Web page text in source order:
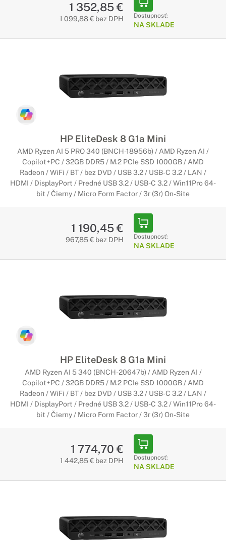
1 352,85 €
1 099,88 € bez DPH Dostupnosť:
NA SKLADE
HP EliteDesk 8 G1a Mini
AMD Ryzen AI 5 PRO 340 (BNCH-18956b) / AMD Ryzen AI /
Copilot+PC / 32GB DDR5 / M.2 PCIe SSD 1000GB / AMD
Radeon / WiFi / BT / bez DVD / USB 3.2 / USB-C 3.2 / LAN /
HDMI / DisplayPort / Predné USB 3.2 / USB-C 3.2 / Win11Pro 64-
bit / Čierny / Micro Form Factor / 3r (3r) On-Site
1 190,45 €
967,85 € bez DPH Dostupnosť:
NA SKLADE
HP EliteDesk 8 G1a Mini
AMD Ryzen AI 5 340 (BNCH-20647b) / AMD Ryzen AI /
Copilot+PC / 32GB DDR5 / M.2 PCIe SSD 1000GB / AMD
Radeon / WiFi / BT / bez DVD / USB 3.2 / USB-C 3.2 / LAN /
HDMI / DisplayPort / Predné USB 3.2 / USB-C 3.2 / Win11Pro 64-
bit / Čierny / Micro Form Factor / 3r (3r) On-Site
1 774,70 €
1 442,85 € bez DPH Dostupnosť:
NA SKLADE